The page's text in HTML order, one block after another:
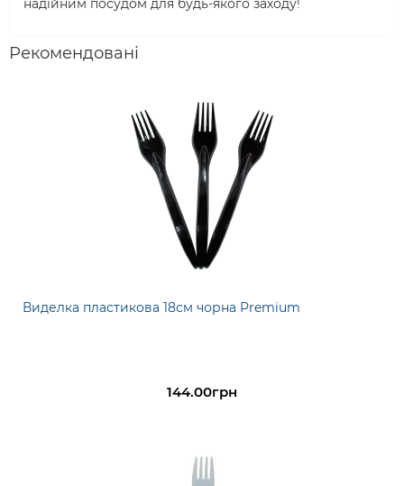
надійним посудом для будь-якого заходу!
Рекомендовані
Виделка пластикова 18см чорна Premium
144.00грн